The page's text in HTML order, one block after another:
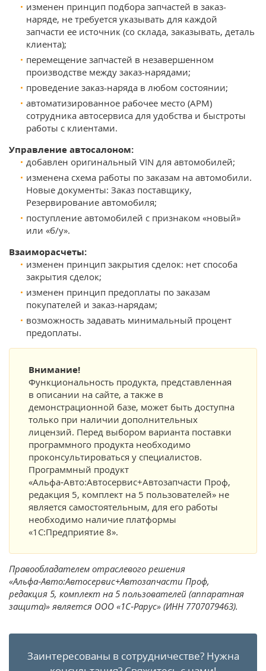
изменен принцип подбора запчастей в заказ-
наряде, не требуется указывать для каждой
запчасти ее источник (со склада, заказывать, деталь
клиента);
перемещение запчастей в незавершенном
производстве между заказ-нарядами;
проведение заказ-наряда в любом состоянии;
автоматизированное рабочее место (АРМ)
сотрудника автосервиса для удобства и быстроты
работы с клиентами.
Управление автосалоном:
добавлен оригинальный VIN для автомобилей;
изменена схема работы по заказам на автомобили.
Новые документы: Заказ поставщику,
Резервирование автомобиля;
поступление автомобилей с признаком «новый»
или «б/у».
Взаиморасчеты:
изменен принцип закрытия сделок: нет способа
закрытия сделок;
изменен принцип предоплаты по заказам
покупателей и заказ-нарядам;
возможность задавать минимальный процент
предоплаты.
Внимание!
Функциональность продукта, представленная
в описании на сайте, а также в
демонстрационной базе, может быть доступна
только при наличии дополнительных
лицензий. Перед выбором варианта поставки
программного продукта необходимо
проконсультироваться у специалистов.
Программный продукт
«Альфа‑Авто:Автосервис+Автозапчасти Проф,
редакция 5, комплект на 5 пользователей» не
является самостоятельным, для его работы
необходимо наличие платформы
«1С:Предприятие 8».
Правообладателем отраслевого решения
«Альфа‑Авто:Автосервис+Автозапчасти Проф,
редакция 5, комплект на 5 пользователей (аппаратная
защита)» является ООО «1С‑Рарус» (ИНН 7707079463).
Заинтересованы в сотрудничестве?Нужна